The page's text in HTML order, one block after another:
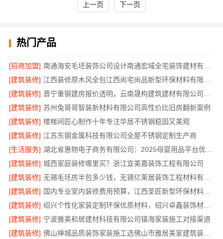
上一页 下一页
热门产品
[招商加盟]
[建筑装修]
[建筑装修]
[建筑装修] 苏州兔哥哥智装新材料有限公司高性价比旧房翻新案例
[建筑装修] 楼梯间匠心制作十年专注华居不锈钢稳固又美观
[建筑装修] 江苏东钢金属科技有限公司全屋不锈钢定制生产商
[生活服务]
湖北省惠物电子商务有限公司：2025母婴用品平台优缺点测评
[建筑装修] 城西家庭装修哪里买？浙江宜美嘉装饰工程有限公司
[建筑装修]
[建筑装修]
国内专业室内装修费用预算，江西圣匠新型环保材料有限公司
[建筑装修]
绍兴个性化家装定制环保优质材料，绍兴卓鑫装饰材料有限公司
[建筑装修] 宁波雅美和居建材科技有限公司镇海家装施工对接渠道
[建筑装修]
佛山禅城品质装饰家装施工选佛山市雅居美家建筑装饰工程有限公司